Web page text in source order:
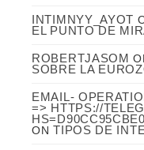
INTIMNYY_AYOT
EL PUNTO DE
ROBERTJASOM
SOBRE LA
EMAIL-
=> HTTPS://
ONTIPOS DE